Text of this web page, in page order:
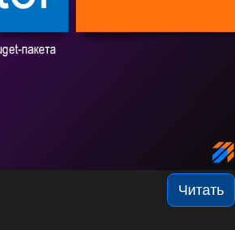
Читать